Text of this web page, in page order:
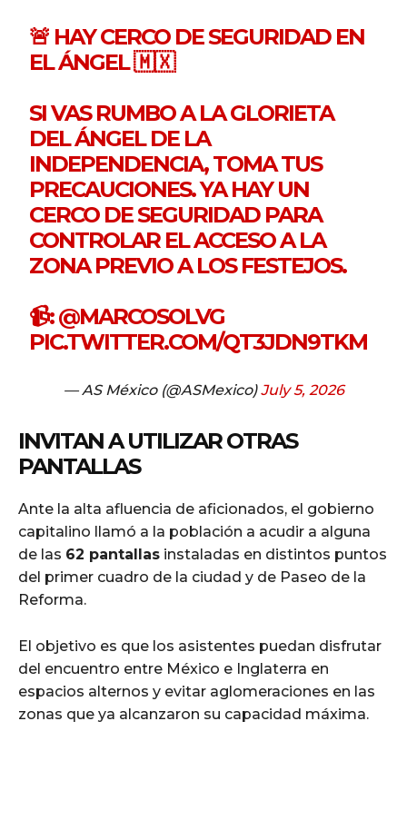
🚨 HAY CERCO DE SEGURIDAD EN
EL ÁNGEL 🇲🇽
SI VAS RUMBO A LA GLORIETA
DEL ÁNGEL DE LA
INDEPENDENCIA, TOMA TUS
PRECAUCIONES. YA HAY UN
CERCO DE SEGURIDAD PARA
CONTROLAR EL ACCESO A LA
ZONA PREVIO A LOS FESTEJOS.
📹:@MARCOSOLVG
PIC.TWITTER.COM/QT3JDN9TKM
— AS México (@ASMexico)July 5, 2026
INVITAN A UTILIZAR OTRAS
PANTALLAS
Ante la alta afluencia de aficionados, el gobierno
capitalino llamó a la población a acudir a alguna
de las 62 pantallas instaladas en distintos puntos
del primer cuadro de la ciudad y de Paseo de la
Reforma.
El objetivo es que los asistentes puedan disfrutar
del encuentro entre México e Inglaterra en
espacios alternos y evitar aglomeraciones en las
zonas que ya alcanzaron su capacidad máxima.